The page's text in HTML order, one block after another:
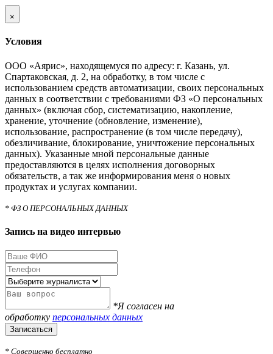
×
Условия
ООО «Аярис», находящемуся по адресу: г. Казань, ул.
Спартаковская, д. 2, на обработку, в том числе с
использованием средств автоматизации, своих персональных
данных в соответствии с требованиями ФЗ «О персональных
данных» (включая сбор, систематизацию, накопление,
хранение, уточнение (обновление, изменение),
использование, распространение (в том числе передачу),
обезличивание, блокирование, уничтожение персональных
данных). Указанные мной персональные данные
предоставляются в целях исполнения договорных
обязательств, а так же информирования меня о новых
продуктах и услугах компании.
* ФЗ О ПЕРСОНАЛЬНЫХ ДАННЫХ
Запись на видео интервью
*Я согласен на
обработку персональных данных
Записаться
* Совершенно бесплатно